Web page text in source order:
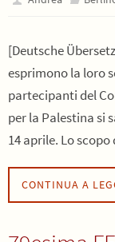
[Deutsche
esprimono la loro
partecipanti del
per la Palestina si
14 aprile. Lo
CONTINUA A